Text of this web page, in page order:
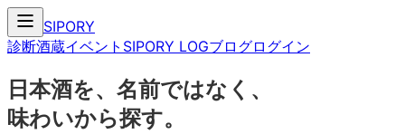
SIPORY
診断酒蔵イベント SIPORY LOGブログログイン
日本酒を、名前ではなく、
味わいから探す。